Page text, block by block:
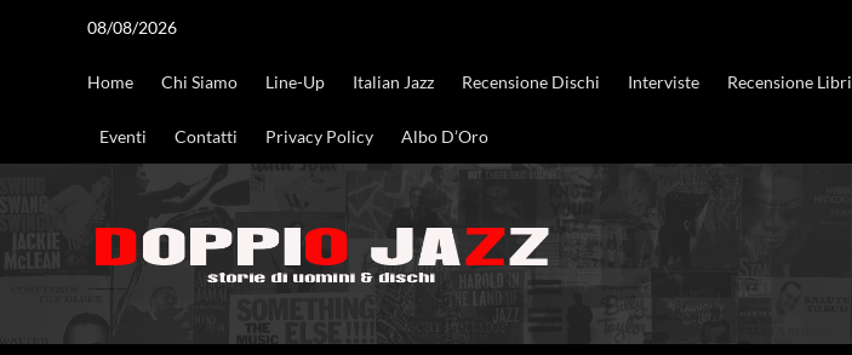
08/08/2026
Home Chi Siamo Line-Up Italian Jazz Recensione Dischi Interviste Recensione Libri
Eventi Contatti Privacy Policy Albo D’Oro